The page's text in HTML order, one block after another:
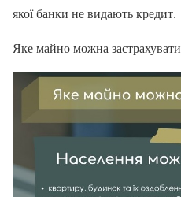
якої банки не видають кредит.
Яке майно можна застрахувати